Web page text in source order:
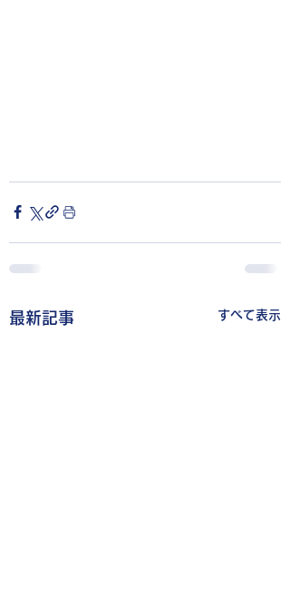
最新記事 すべて表示